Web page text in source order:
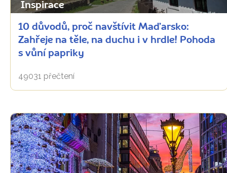
Inspirace
10 důvodů, proč navštívit Maďarsko:
Zahřeje na těle, na duchu i v hrdle! Pohoda
s vůní papriky
49031 přečtení